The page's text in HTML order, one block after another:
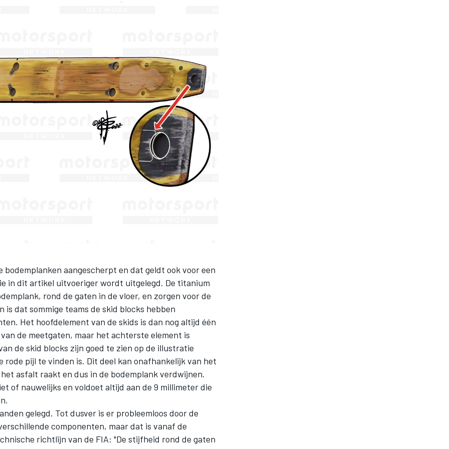
bodemplanken aangescherpt en dat geldt ook voor een
in dit artikel uitvoeriger wordt uitgelegd. De titanium
rond de gaten in de vloer, en zorgen voor de
dat sommige teams de skid blocks hebben
Het hoofdelement van de skids is dan nog altijd één
de meetgaten, maar het achterste element is
de skid blocks zijn goed te zien op de illustratie
rode pijl te vinden is. Dit deel kan onafhankelijk van het
asfalt raakt en dus in de bodemplank verdwijnen.
of nauwelijks en voldoet altijd aan de 9 millimeter die
gelegd. Tot dusver is er probleemloos door de
componenten, maar dat is vanaf de
richtlijn van de FIA: "De stijfheid rond de gaten